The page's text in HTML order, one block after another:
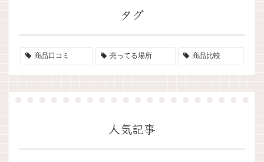
タグ
商品口コミ 売ってる場所 商品比較
人気記事